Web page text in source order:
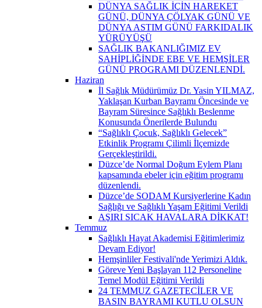
DÜNYA SAĞLIK İÇİN HAREKET
GÜNÜ, DÜNYA ÇÖLYAK GÜNÜ VE
DÜNYA ASTIM GÜNÜ FARKIDALIK
YÜRÜYÜŞÜ
SAĞLIK BAKANLIĞIMIZ EV
SAHİPLİĞİNDE EBE VE HEMŞİLER
GÜNÜ PROGRAMI DÜZENLENDİ.
Haziran
İl Sağlık Müdürümüz Dr. Yasin YILMAZ,
Yaklaşan Kurban Bayramı Öncesinde ve
Bayram Süresince Sağlıklı Beslenme
Konusunda Önerilerde Bulundu
“Sağlıklı Çocuk, Sağlıklı Gelecek”
Etkinlik Programı Çilimli İlçemizde
Gerçekleştirildi.
Düzce’de Normal Doğum Eylem Planı
kapsamında ebeler için eğitim programı
düzenlendi.
Düzce’de SODAM Kursiyerlerine Kadın
Sağlığı ve Sağlıklı Yaşam Eğitimi Verildi
AŞIRI SICAK HAVALARA DİKKAT!
Temmuz
Sağlıklı Hayat Akademisi Eğitimlerimiz
Devam Ediyor!
Hemşinliler Festivali'nde Yerimizi Aldık.
Göreve Yeni Başlayan 112 Personeline
Temel Modül Eğitimi Verildi
24 TEMMUZ GAZETECİLER VE
BASIN BAYRAMI KUTLU OLSUN